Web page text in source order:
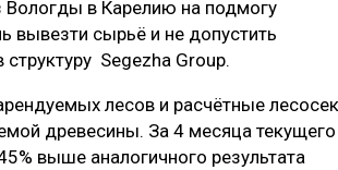
ДРЕВЕСИНЫ
ПРОИЗВОДСТВО
РЫНОК
Вологды в Карелию на подмогу
вывезти сырьё и не допустить
Segezha Group.
лесов и расчётные
древесины. За 4 месяца текущего
выше аналогичного результата